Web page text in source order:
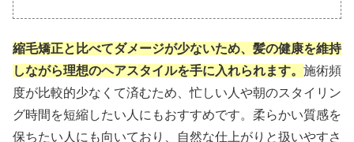
縮毛矯正と比べてダメージが少ないため、髪の健康を維持
しながら理想のヘアスタイルを手に入れられます。 施術頻
度が比較的少なくて済むため、忙しい人や朝のスタイリン
グ時間を短縮したい人にもおすすめです。柔らかい質感を
保ちたい人にも向いており、自然な仕上がりと扱いやすさ